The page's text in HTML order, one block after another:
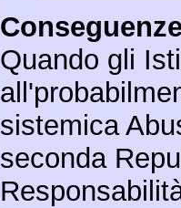
Quando gli
sistemica
seconda